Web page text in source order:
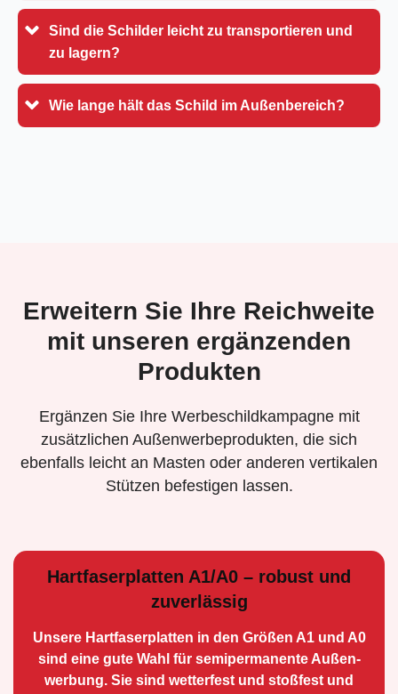
Sind die Schilder leicht zu transportieren und
zu lagern?
Wie lange hält das Schild im Außenbereich?
Erweitern Sie Ihre Reichweite
mit unseren ergänzenden
Produkten
Ergänzen Sie Ihre Werbeschildkampagne mit
zusätzlichen Außenwerbeprodukten, die sich
ebenfalls leicht an Masten oder anderen vertikalen
Stützen befestigen lassen.
Hartfaserplatten A1/A0 – robust und
zuverlässig
Unsere Hartfaserplatten in den Größen A1 und A0
sind eine gute Wahl für semiperma­nente Außen­
werbung. Sie sind wetterfest und stoßfest und